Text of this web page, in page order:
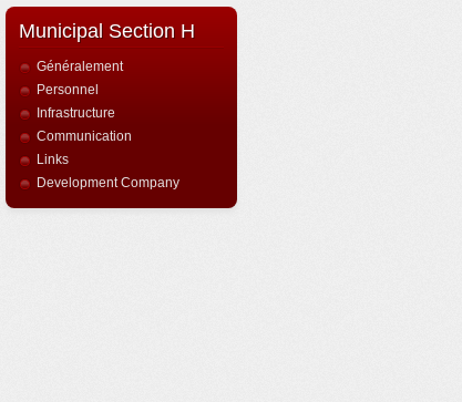
Municipal Section H
Généralement
Personnel
Infrastructure
Communication
Links
Development Company